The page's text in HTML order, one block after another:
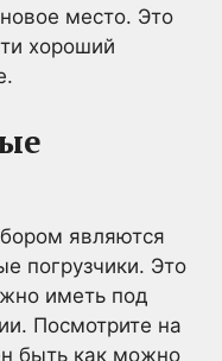
место. Это
хороший
являются
погрузчики. Это
иметь под
Посмотрите на
быть как можно